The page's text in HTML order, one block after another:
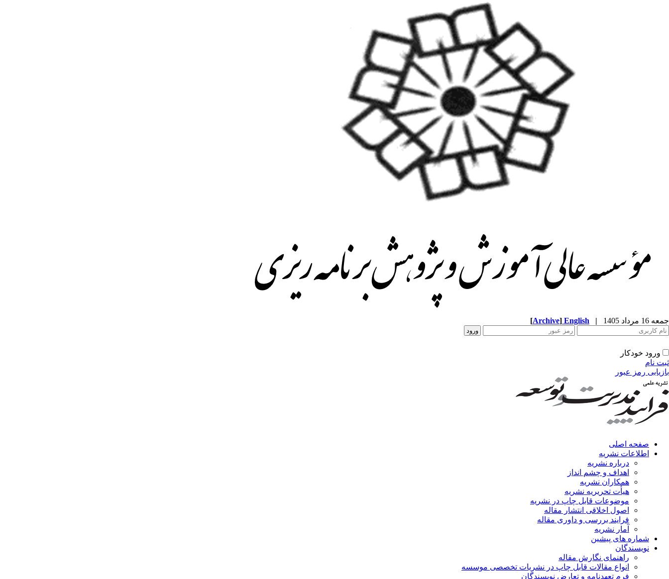
جمعه 16 مرداد 1405 |
English
[Archive]
ورود خودکار
ثبت نام
بازیابی رمز عبور
صفحه اصلی
اطلاعات نشریه
درباره نشریه
اهداف و چشم انداز
همکاران نشریه
هیأت تحریریه نشریه
موضوعات قابل چاپ در نشریه
اصول اخلاقی انتشار مقاله
فرایند بررسی و داوری مقاله
آمار نشریه
شماره های پیشین
نویسندگان
راهنمای نگارش مقاله
انواع مقالات قابل چاپ در نشریات تخصصی موسسه
فرم تعهدنامه و تعارض نویسندگان